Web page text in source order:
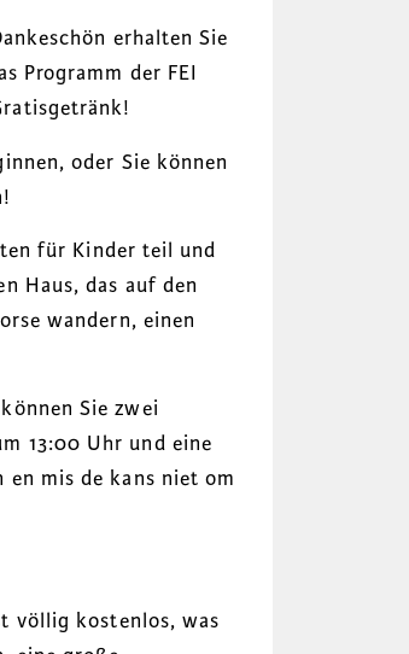
erhalten Sie
Programm der FEI
oder Sie können
für Kinder teil und
Haus, das auf den
wandern, einen
Sie zwei
13:00 Uhr und eine
mis de kans niet om
völlig kostenlos, was